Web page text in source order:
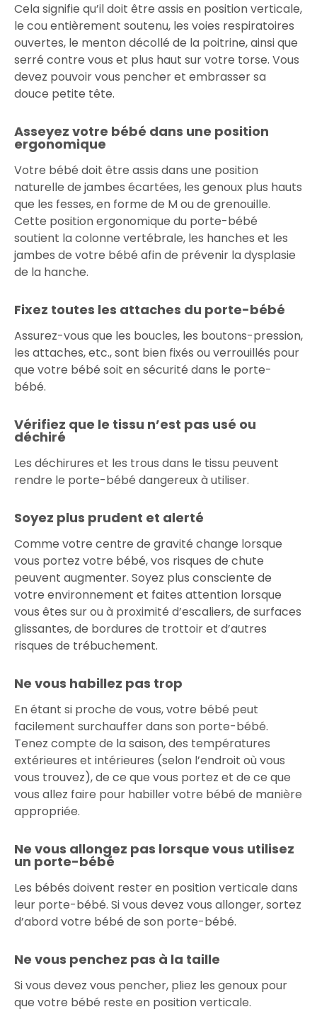
Cela signifie qu’il doit être assis en position verticale,
le cou entièrement soutenu, les voies respiratoires
ouvertes, le menton décollé de la poitrine, ainsi que
serré contre vous et plus haut sur votre torse. Vous
devez pouvoir vous pencher et embrasser sa
douce petite tête.
Asseyez votre bébé dans une position
ergonomique
Votre bébé doit être assis dans une position
naturelle de jambes écartées, les genoux plus hauts
que les fesses, en forme de M ou de grenouille.
Cette position ergonomique du porte-bébé
soutient la colonne vertébrale, les hanches et les
jambes de votre bébé afin de prévenir la dysplasie
de la hanche.
Fixez toutes les attaches du porte-bébé
Assurez-vous que les boucles, les boutons-pression,
les attaches, etc., sont bien fixés ou verrouillés pour
que votre bébé soit en sécurité dans le porte-
bébé.
Vérifiez que le tissu n’est pas usé ou
déchiré
Les déchirures et les trous dans le tissu peuvent
rendre le porte-bébé dangereux à utiliser.
Soyez plus prudent et alerté
Comme votre centre de gravité change lorsque
vous portez votre bébé, vos risques de chute
peuvent augmenter. Soyez plus consciente de
votre environnement et faites attention lorsque
vous êtes sur ou à proximité d’escaliers, de surfaces
glissantes, de bordures de trottoir et d’autres
risques de trébuchement.
Ne vous habillez pas trop
En étant si proche de vous, votre bébé peut
facilement surchauffer dans son porte-bébé.
Tenez compte de la saison, des températures
extérieures et intérieures (selon l’endroit où vous
vous trouvez), de ce que vous portez et de ce que
vous allez faire pour habiller votre bébé de manière
appropriée.
Ne vous allongez pas lorsque vous utilisez
un porte-bébé
Les bébés doivent rester en position verticale dans
leur porte-bébé. Si vous devez vous allonger, sortez
d’abord votre bébé de son porte-bébé.
Ne vous penchez pas à la taille
Si vous devez vous pencher, pliez les genoux pour
que votre bébé reste en position verticale.